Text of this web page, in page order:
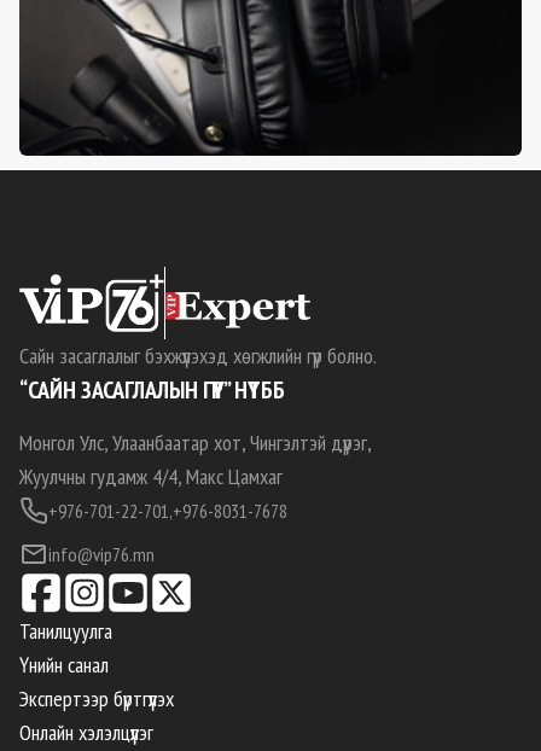
Сайн засаглалыг бэхжүүлэхэд хөгжлийн гүүр болно.
“САЙН ЗАСАГЛАЛЫН ГҮҮР” НҮТББ
Монгол Улс, Улаанбаатар хот, Чингэлтэй дүүрэг,
Жуулчны гудамж 4/4, Макс Цамхаг
+976-701-22-701,+976-8031-7678
info@vip76.mn
Танилцуулга
Үнийн санал
Экспертээр бүртгүүлэх
Онлайн хэлэлцүүлэг